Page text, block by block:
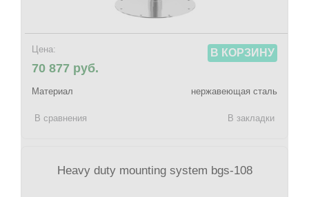
Цена:
70 877 руб.
В КОРЗИНУ
Материал нержавеющая сталь
В сравнения В закладки
Heavy duty mounting system bgs-108